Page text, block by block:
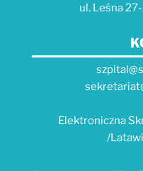
ul. Leśna
Elektroniczna
/